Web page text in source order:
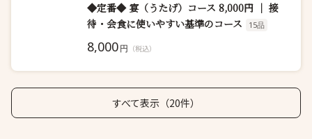
◆定番◆ 宴（うたげ）コース 8,000円 ｜ 接
待・会食に使いやすい基準のコース
15品
8,000円 （税込）
すべて表示（20件）